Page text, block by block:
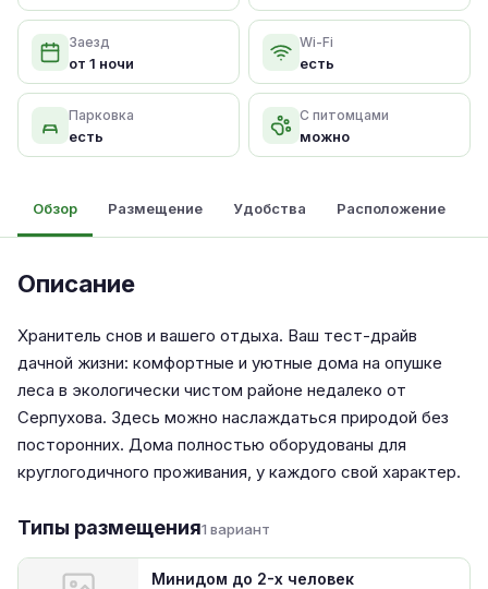
Заезд
от 1 ночи
Wi-Fi
есть
Парковка
есть
С питомцами
можно
Обзор Размещение Удобства Расположение
Описание
Хранитель снов и вашего отдыха. Ваш тест-драйв
дачной жизни: комфортные и уютные дома на опушке
леса в экологически чистом районе недалеко от
Серпухова. Здесь можно наслаждаться природой без
посторонних. Дома полностью оборудованы для
круглогодичного проживания, у каждого свой характер.
Типы размещения1 вариант
Минидом до 2-х человек